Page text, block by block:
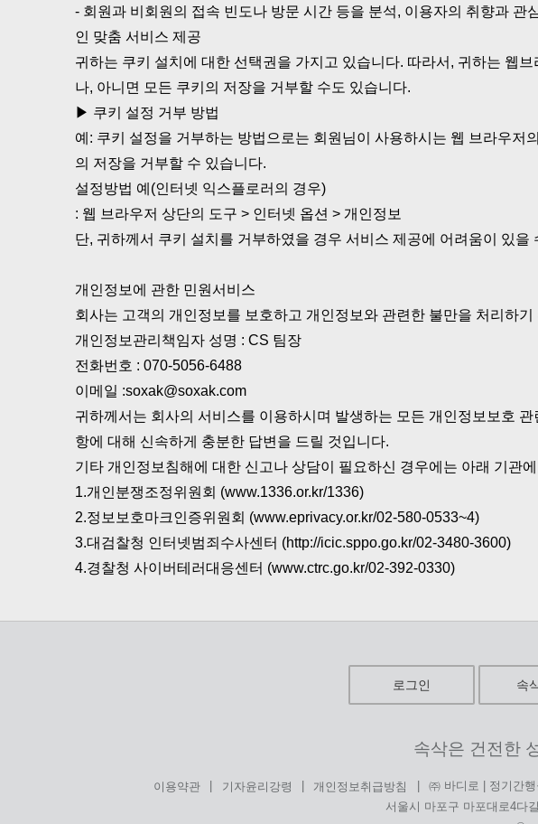
- 회원과 비회원의 접속 빈도나 방문 시간 등을 분석, 이용자의 취향과
인 맞춤 서비스 제공
귀하는 쿠키 설치에 대한 선택권을 가지고 있습니다. 따라서, 귀하는 웹
나, 아니면 모든 쿠키의 저장을 거부할 수도 있습니다.
▶ 쿠키 설정 거부 방법
예: 쿠키 설정을 거부하는 방법으로는 회원님이 사용하시는 웹 브라우저
의 저장을 거부할 수 있습니다.
설정방법 예(인터넷 익스플로러의 경우)
: 웹 브라우저 상단의 도구 > 인터넷 옵션 > 개인정보
단, 귀하께서 쿠키 설치를 거부하였을 경우 서비스 제공에 어려움이 있을
개인정보에 관한 민원서비스
회사는 고객의 개인정보를 보호하고 개인정보와 관련한 불만을 처리하
개인정보관리책임자 성명 : CS 팀장
전화번호 : 070-5056-6488
이메일 :soxak@soxak.com
귀하께서는 회사의 서비스를 이용하시며 발생하는 모든 개인정보보호
항에 대해 신속하게 충분한 답변을 드릴 것입니다.
기타 개인정보침해에 대한 신고나 상담이 필요하신 경우에는 아래 기관
1.개인분쟁조정위원회 (www.1336.or.kr/1336)
2.정보보호마크인증위원회 (www.eprivacy.or.kr/02-580-0533~4)
3.대검찰청 인터넷범죄수사센터 (http://icic.sppo.go.kr/02-3480-3600)
4.경찰청 사이버테러대응센터 (www.ctrc.go.kr/02-392-0330)
로그인 속
속삭은 건전한
이용약관 기자윤리강령 개인정보취급방침
㈜ 바디로 | 정기간
서울시 마포구 마포대로4다